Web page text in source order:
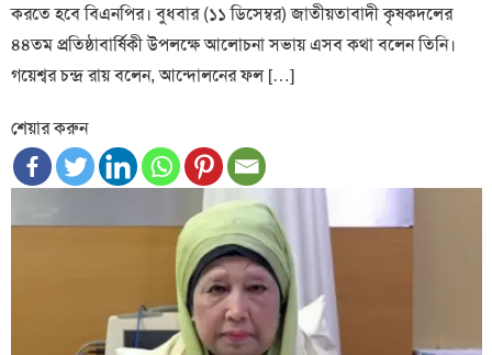
করতে হবে বিএনপির। বুধবার (১১ ডিসেম্বর) জাতীয়তাবাদী কৃষকদলের
৪৪তম প্রতিষ্ঠাবার্ষিকী উপলক্ষে আলোচনা সভায় এসব কথা বলেন তিনি।
গয়েশ্বর চন্দ্র রায় বলেন, আন্দোলনের ফল […]
শেয়ার করুন